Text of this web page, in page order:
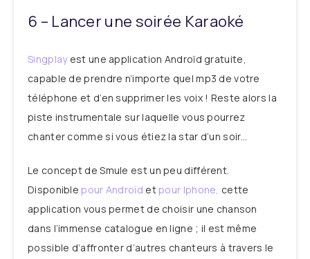
6 – Lancer une soirée Karaoké
Singplayest une application Androïd gratuite,
capable de prendre n’importe quel mp3 de votre
téléphone et d’en supprimer les voix ! Reste alors la
piste instrumentale sur laquelle vous pourrez
chanter comme si vous étiez la star d’un soir…
Le concept de Smule est un peu différent.
Disponiblepour Androïd etpour Iphone, cette
application vous permet de choisir une chanson
dans l’immense catalogue en ligne ; il est même
possible d’affronter d’autres chanteurs à travers le